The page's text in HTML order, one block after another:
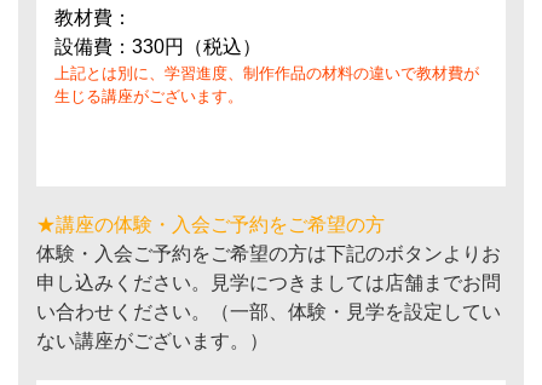
教材費：
設備費：330円（税込）
上記とは別に、学習進度、制作作品の材料の違いで教材費が
生じる講座がございます。
★講座の体験・入会ご予約をご希望の方
体験・入会ご予約をご希望の方は下記のボタンよりお
申し込みください。見学につきましては店舗までお問
い合わせください。（一部、体験・見学を設定してい
ない講座がございます。）